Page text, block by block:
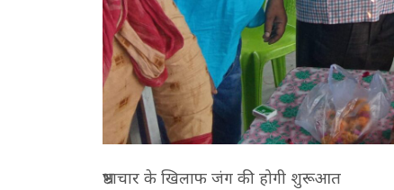
भ्रष्टाचार के खिलाफ जंग की होगी शुरूआत